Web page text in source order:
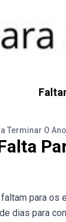
Terminar O Ano
para
dias para